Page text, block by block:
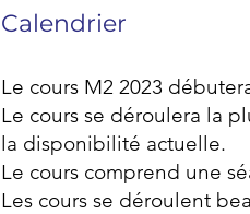
Calendrier
Le cours M2 2023
Le cours se déroulera la
la disponibilité actuelle.
Le cours comprend une
Les cours se déroulent